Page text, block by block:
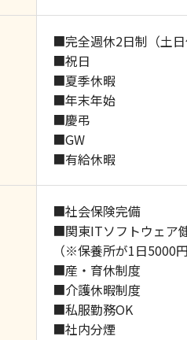
■完全週休2日制（土日
■祝日
■夏季休暇
■年末年始
■慶弔
■GW
■有給休暇
■社会保険完備
■関東ITソフトウェア
（※保養所が1日5000
■産・育休制度
■介護休暇制度
■私服勤務OK
■社内分煙